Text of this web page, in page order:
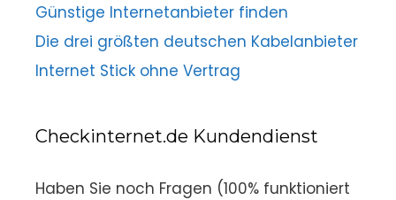
Günstige Internetanbieter finden
Die drei größten deutschen Kabelanbieter
Internet Stick ohne Vertrag
Checkinternet.de Kundendienst
Haben Sie noch Fragen (100% funktioniert